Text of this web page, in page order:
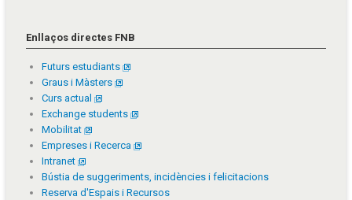
Enllaços directes FNB
Futurs estudiants
Graus i Màsters
Curs actual
Exchange students
Mobilitat
Empreses i Recerca
Intranet
Bústia de suggeriments, incidències i felicitacions
Reserva d'Espais i Recursos